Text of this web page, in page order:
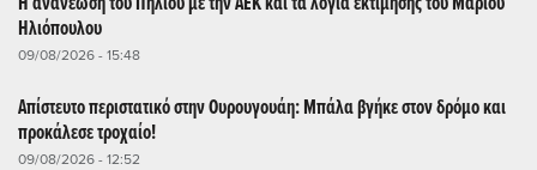
Ηλιόπουλου
09/08/2026 - 15:48
Απίστευτο περιστατικό στην Ουρουγουάη: Μπάλα βγήκε στον δρόμο και
προκάλεσε τροχαίο!
09/08/2026 - 12:52